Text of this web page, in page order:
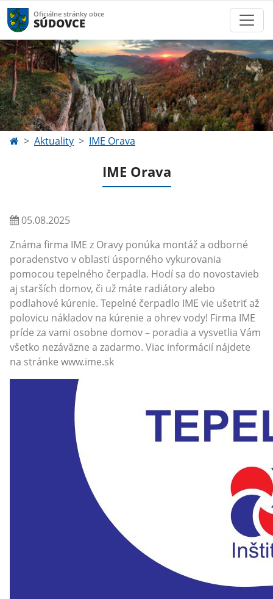
Oficiálne stránky obce
SÚDOVCE
Aktuality IME Orava
IME Orava
05.08.2025
Známa firma IME z Oravy ponúka montáž a odborné
poradenstvo v oblasti úsporného vykurovania
pomocou tepelného čerpadla. Hodí sa do novostavieb
aj starších domov, či už máte radiátory alebo
podlahové kúrenie. Tepelné čerpadlo IME vie ušetriť až
polovicu nákladov na kúrenie a ohrev vody! Firma IME
príde za vami osobne domov – poradia a vysvetlia Vám
všetko nezáväzne a zadarmo. Viac informácií nájdete
na stránke www.ime.sk